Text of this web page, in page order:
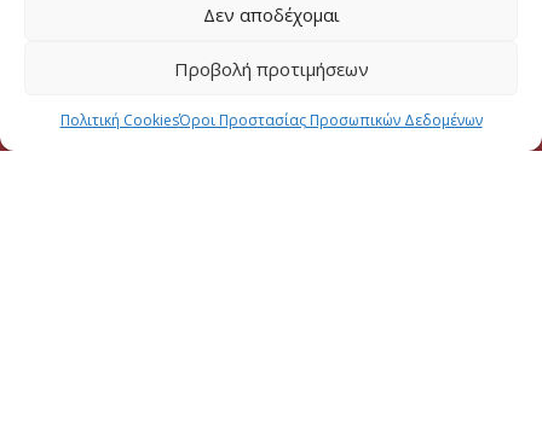
Δεν αποδέχομαι
Προβολή προτιμήσεων
Πολιτική CookiesΌροι Προστασίας Προσωπικών Δεδομένων